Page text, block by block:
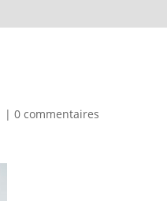
| 0 commentaires